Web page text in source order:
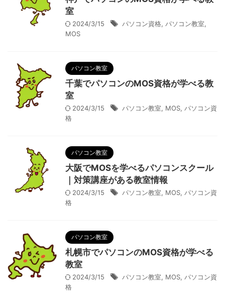
室
2024/3/15 パソコン資格, パソコン教室,
MOS
パソコン教室
千葉でパソコンのMOS資格が学べる教
室
2024/3/15 パソコン教室, MOS, パソコン資
格
パソコン教室
大阪でMOSを学べるパソコンスクール
｜対策講座がある教室情報
2024/3/15 パソコン教室, MOS, パソコン資
格
パソコン教室
札幌市でパソコンのMOS資格が学べる
教室
2024/3/15 パソコン教室, MOS, パソコン資
格